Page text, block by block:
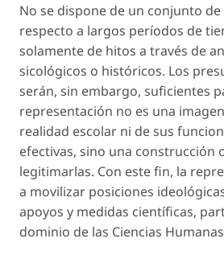
No se dispone de un conjunto
respecto a largos períodos de
solamente de hitos a través de
sicológicos o históricos. Los
serán, sin embargo, suficientes
representación no es una
realidad escolar ni de sus
efectivas, sino una construcción
legitimarlas. Con este fin, la
a movilizar posiciones
apoyos y medidas científicas,
dominio de las Ciencias